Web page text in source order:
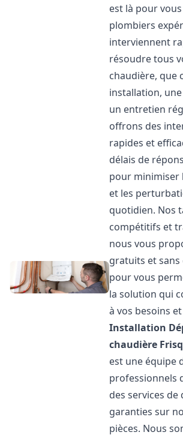
est là pour
plombiers
interviennent
résoudre tous
chaudière, que
installation,
un entretien
offrons des
rapides et
délais de
pour minimiser
et les
quotidien. Nos
compétitifs et
nous vous
gratuits et
pour vous
la solution qui
à vos besoins
Installation
chaudière
est une équipe
professionnels
des services de
garanties sur
pièces. Nous